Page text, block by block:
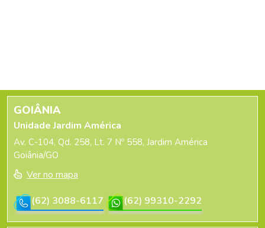
GOIÂNIA
Unidade Jardim América
Av. C-104, Qd. 258, Lt. 7 Nº 558, Jardim América
Goiânia/GO
Ver no mapa
(62) 3088-6117
(62) 99310-2292